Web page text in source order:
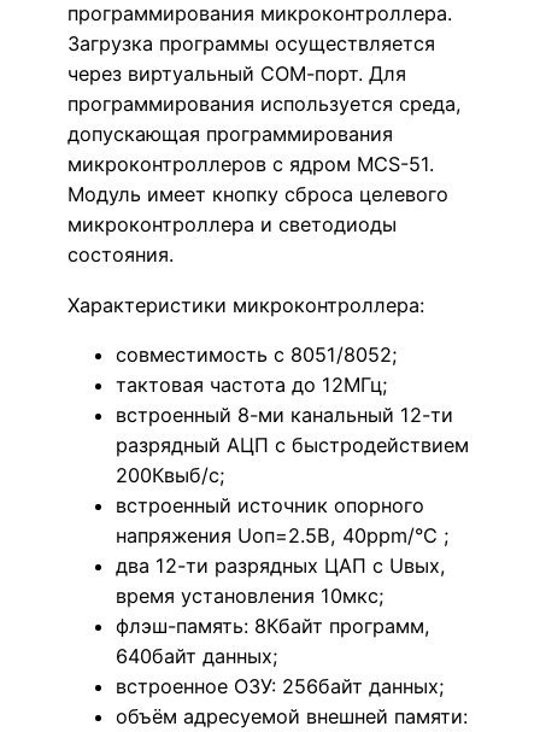
программирования микроконтроллера.
Загрузка программы осуществляется
через виртуальный СОМ-порт. Для
программирования используется среда,
допускающая программирования
микроконтроллеров с ядром MCS-51.
Модуль имеет кнопку сброса целевого
микроконтроллера и светодиоды
состояния.
Характеристики микроконтроллера:
совместимость с 8051/8052;
тактовая частота до 12МГц;
встроенный 8-ми канальный 12-ти
разрядный АЦП с быстродействием
200Квыб/c;
встроенный источник опорного
напряжения Uоп=2.5В, 40ppm/°C ;
два 12-ти разрядных ЦАП с Uвых,
время установления 10мкс;
флэш-память: 8Кбайт программ,
640байт данных;
встроенное ОЗУ: 256байт данных;
объём адресуемой внешней памяти: